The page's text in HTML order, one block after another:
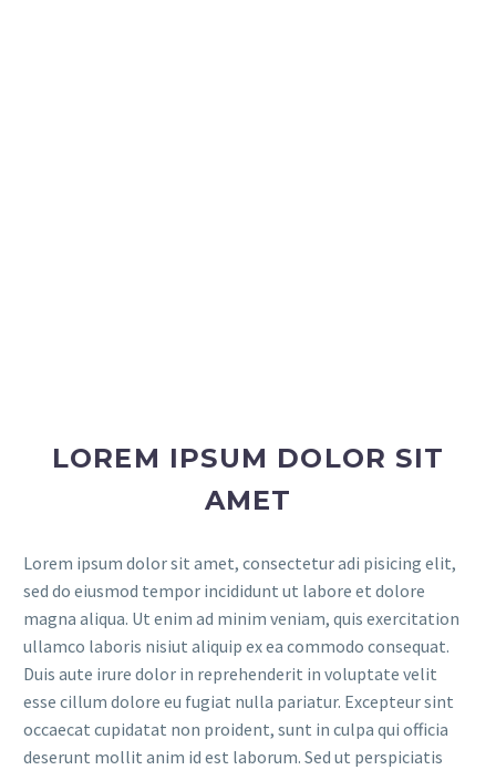
LOREM IPSUM DOLOR SIT
AMET
Lorem ipsum dolor sit amet, consectetur adi pisicing elit,
sed do eiusmod tempor incididunt ut labore et dolore
magna aliqua. Ut enim ad minim veniam, quis exercitation
ullamco laboris nisiut aliquip ex ea commodo consequat.
Duis aute irure dolor in reprehenderit in voluptate velit
esse cillum dolore eu fugiat nulla pariatur. Excepteur sint
occaecat cupidatat non proident, sunt in culpa qui officia
deserunt mollit anim id est laborum. Sed ut perspiciatis